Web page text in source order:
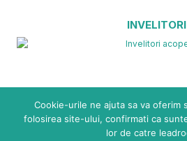
INVELITORI
Cookie-urile ne ajuta sa va oferim
folosirea site-ului, confirmati ca
lor de catre